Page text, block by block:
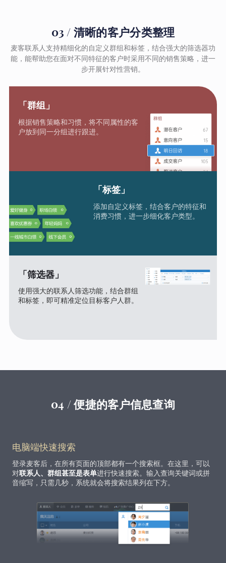
03 / 清晰的客户分类整理
麦客联系人支持精细化的自定义群组和标签，结合强大的筛选器功
能，能帮助您在面对不同特征的客户时采用不同的销售策略，进一
步开展针对性营销。
「群组」
根据销售策略和习惯，将不同属性的客
户放到同一分组进行跟进。
「标签」
添加自定义标签，结合客户的特征和
消费习惯，进一步细化客户类型。
「筛选器」
使用强大的联系人筛选功能，结合群组
和标签，即可精准定位目标客户人群。
04 / 便捷的客户信息查询
电脑端快速搜索
登录麦客后，在所有页面的顶部都有一个搜索框。在这里，可以
对联系人、群组甚至是表单进行快速搜索。输入查询关键词或拼
音缩写，只需几秒，系统就会将搜索结果列在下方。